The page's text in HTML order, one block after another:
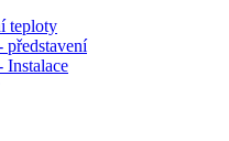
teploty
představení
Instalace